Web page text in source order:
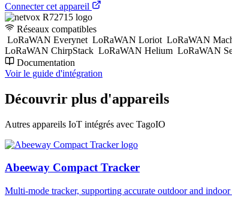
Connecter cet appareil
Réseaux compatibles
LoRaWAN Everynet LoRaWAN Loriot LoRaWAN
LoRaWAN ChirpStack LoRaWAN Helium LoRaWAN
Documentation
Voir le guide d'intégration
Découvrir plus d'appareils
Autres appareils IoT intégrés avec TagoIO
Abeeway Compact Tracker
Multi-mode tracker, supporting accurate outdoor and